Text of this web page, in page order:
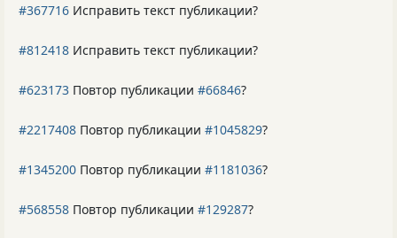
#367716 Исправить текст публикации?
#812418 Исправить текст публикации?
#623173 Повтор публикации #66846?
#2217408 Повтор публикации #1045829?
#1345200 Повтор публикации #1181036?
#568558 Повтор публикации #129287?